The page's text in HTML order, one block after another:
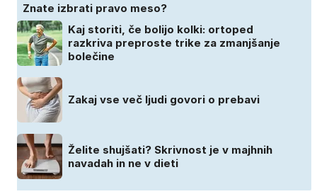
Znate izbrati pravo meso?
Kaj storiti, če bolijo kolki: ortoped
razkriva preproste trike za zmanjšanje
bolečine
Zakaj vse več ljudi govori o prebavi
Želite shujšati? Skrivnost je v majhnih
navadah in ne v dieti